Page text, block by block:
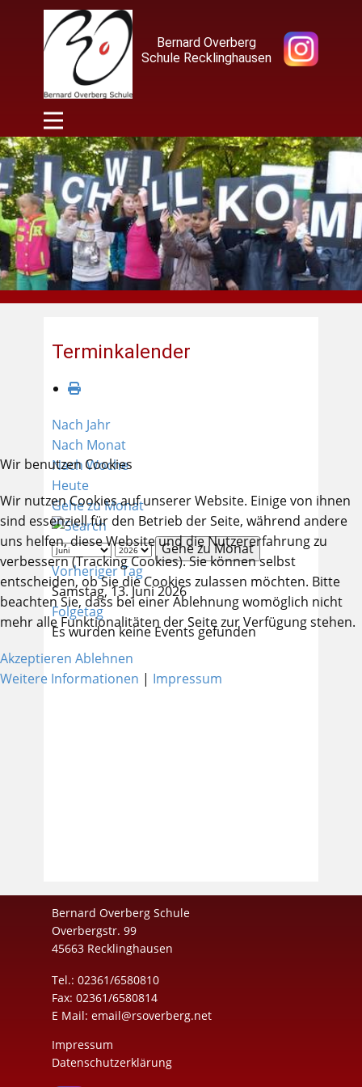
Bernard Overberg
Schule Recklinghausen
Terminkalender
Nach Jahr
Nach Monat
Nach Woche
Heute
Gehe zu Monat
Gehe zu Monat
Vorheriger Tag
Samstag, 13. Juni 2026
Folgetag
Es wurden keine Events gefunden
Bernard Overberg Schule
Overbergstr. 99
45663 Recklinghausen
Tel.: 02361/6580810
Fax: 02361/6580814
E Mail: email@rsoverberg.net
Impressum
Datenschutzerklärung
Wir benutzen Cookies
Wir nutzen Cookies auf unserer Website. Einige von ihnen
sind essenziell für den Betrieb der Seite, während andere
uns helfen, diese Website und die Nutzererfahrung zu
verbessern (Tracking Cookies). Sie können selbst
entscheiden, ob Sie die Cookies zulassen möchten. Bitte
beachten Sie, dass bei einer Ablehnung womöglich nicht
mehr alle Funktionalitäten der Seite zur Verfügung stehen.
Akzeptieren Ablehnen
Weitere Informationen | Impressum